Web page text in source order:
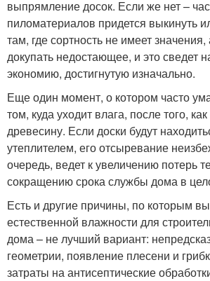
выпрямление досок. Если же нет –
пиломатериалов придется выкинуть
там, где сортность не имеет
докупать недостающее, и это сведет
экономию, достигнутую изначально.
Еще один момент, о котором часто
том, куда уходит влага, после того,
древесину. Если доски будут
утеплителем, его отсыревание
очередь, ведет к увеличению потерь
сокращению срока службы дома в
Есть и другие причины, по которым
естественной влажности для
дома – не лучший вариант:
геометрии, появление плесени и
затраты на антисептические